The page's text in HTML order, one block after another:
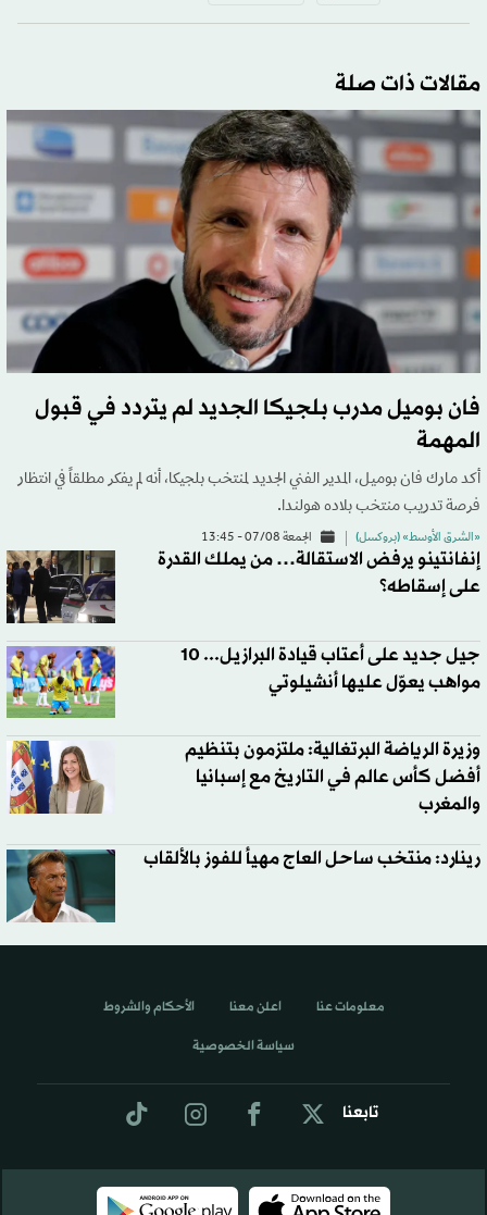
مقالات ذات صلة
فان بوميل مدرب بلجيكا الجديد لم يتردد في قبول
المهمة
أكد مارك فان بوميل، المدير الفني الجديد لمنتخب بلجيكا، أنه لم يفكر مطلقاً في انتظار
فرصة تدريب منتخب بلاده هولندا.
«الشرق الأوسط» (بروكسل) الجمعة 07/08 - 13:45
إنفانتينو يرفض الاستقالة… من يملك القدرة
على إسقاطه؟
جيل جديد على أعتاب قيادة البرازيل... 10
مواهب يعوّل عليها أنشيلوتي
وزيرة الرياضة البرتغالية: ملتزمون بتنظيم
أفضل كأس عالم في التاريخ مع إسبانيا
والمغرب
رينارد: منتخب ساحل العاج مهيأ للفوز بالألقاب
تابعنا
معلومات عنا اعلن معنا الأحكام والشروط
سياسة الخصوصية